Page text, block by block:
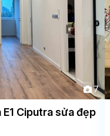
7
Ciputra sửa đẹp